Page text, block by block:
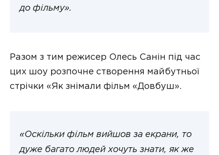
до фільму».
Разом з тим режисер Олесь Санін під час
цих шоу розпочне створення майбутньої
стрічки «Як знімали фільм «Довбуш».
«Оскільки фільм вийшов за екрани, то
дуже багато людей хочуть знати, як же